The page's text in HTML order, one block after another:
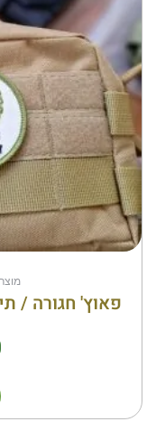
פאוץ' חגורה /